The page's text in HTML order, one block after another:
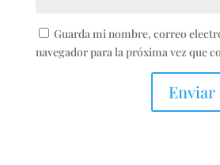
Guarda mi nombre, correo
navegador para la próxima vez que